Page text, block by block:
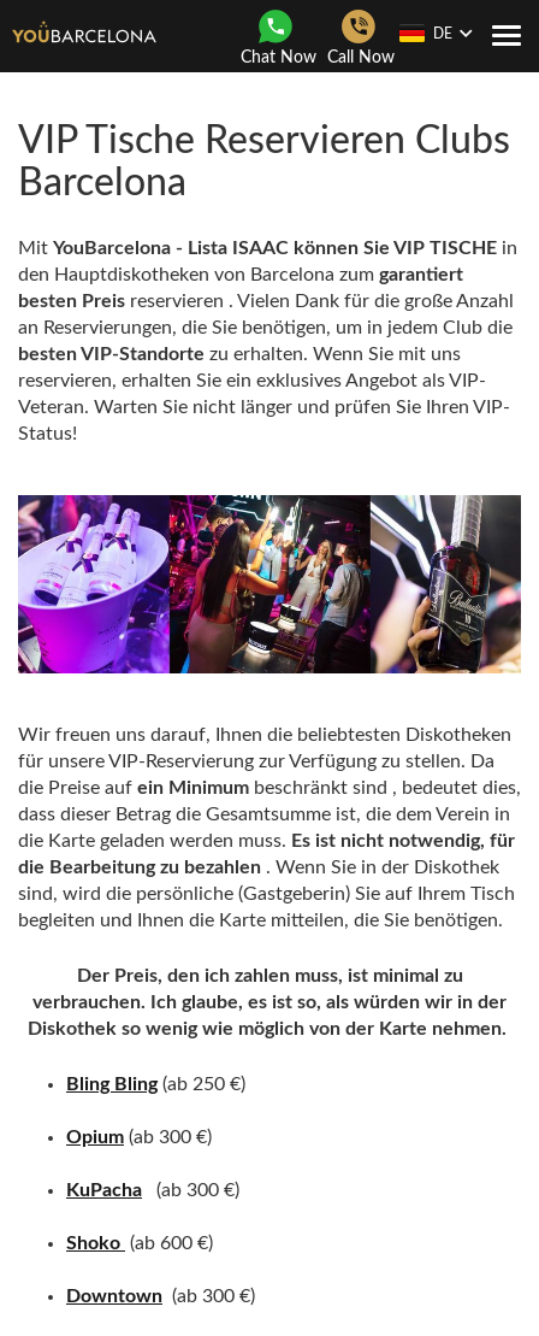
Chat Now Call Now
DE
VIP Tische Reservieren Clubs
Barcelona
Mit YouBarcelona - Lista ISAAC können Sie VIP TISCHE in
den Hauptdiskotheken von Barcelona zum garantiert
besten Preis reservieren . Vielen Dank für die große Anzahl
an Reservierungen, die Sie benötigen, um in jedem Club die
besten VIP-Standorte zu erhalten. Wenn Sie mit uns
reservieren, erhalten Sie ein exklusives Angebot als VIP-
Veteran. Warten Sie nicht länger und prüfen Sie Ihren VIP-
Status!
Wir freuen uns darauf, Ihnen die beliebtesten Diskotheken
für unsere VIP-Reservierung zur Verfügung zu stellen. Da
die Preise auf ein Minimum beschränkt sind , bedeutet dies,
dass dieser Betrag die Gesamtsumme ist, die dem Verein in
die Karte geladen werden muss. Es ist nicht notwendig, für
die Bearbeitung zu bezahlen . Wenn Sie in der Diskothek
sind, wird die persönliche (Gastgeberin) Sie auf Ihrem Tisch
begleiten und Ihnen die Karte mitteilen, die Sie benötigen.
Der Preis, den ich zahlen muss, ist minimal zu
verbrauchen. Ich glaube, es ist so, als würden wir in der
Diskothek so wenig wie möglich von der Karte nehmen.
Bling Bling(ab 250 €)
Opium (ab 300 €)
KuPacha (ab 300 €)
Shoko (ab 600 €)
Downtown (ab 300 €)